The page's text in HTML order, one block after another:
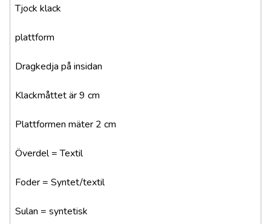
Tjock klack
plattform
Dragkedja på insidan
Klackmåttet är 9 cm
Plattformen mäter 2 cm
Överdel = Textil
Foder = Syntet/textil
Sulan = syntetisk